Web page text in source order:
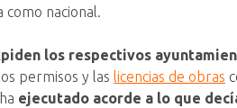
como nacional.
los respectivos
permisos y las licencias de obras
ejecutado acorde a lo que